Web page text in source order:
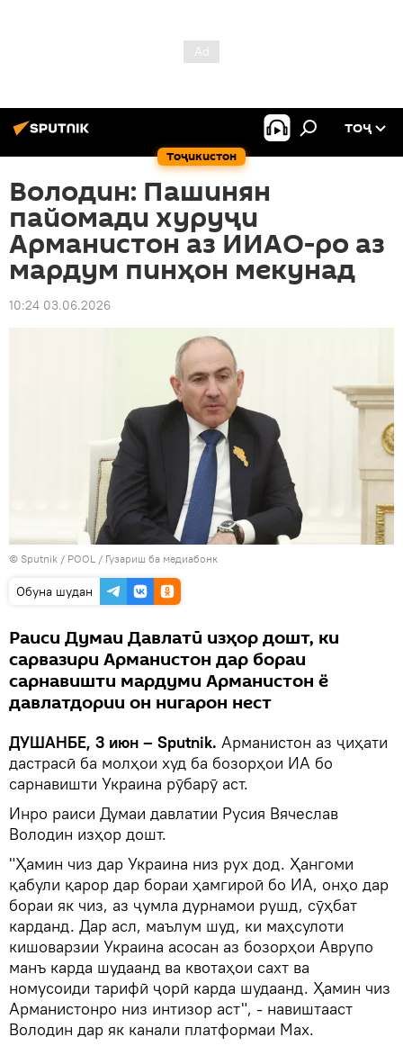
Тоҷикистон
ТОҶ
Володин: Пашинян
пайомади хуруҷи
Арманистон аз ИИАО-ро аз
мардум пинҳон мекунад
10:24 03.06.2026
© Sputnik / POOL / Гузариш ба медиабонк
Обуна шудан
Раиси Думаи Давлатӣ изҳор дошт, ки
сарвазири Арманистон дар бораи
сарнавишти мардуми Арманистон ё
давлатдории он нигарон нест
ДУШАНБЕ, 3 июн – Sputnik. Арманистон аз ҷиҳати
дастрасӣ ба молҳои худ ба бозорҳои ИА бо
сарнавишти Украина рӯбарӯ аст.
Инро раиси Думаи давлатии Русия Вячеслав
Володин изҳор дошт.
"Ҳамин чиз дар Украина низ рух дод. Ҳангоми
қабули қарор дар бораи ҳамгироӣ бо ИА, онҳо дар
бораи як чиз, аз ҷумла дурнамои рушд, сӯҳбат
карданд. Дар асл, маълум шуд, ки маҳсулоти
кишоварзии Украина асосан аз бозорҳои Аврупо
манъ карда шудаанд ва квотаҳои сахт ва
номусоиди тарифӣ ҷорӣ карда шудаанд. Ҳамин чиз
Арманистонро низ интизор аст", - навиштааст
Володин дар як канали платформаи Max.